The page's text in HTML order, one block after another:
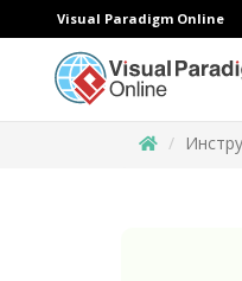
Visual Paradigm Online